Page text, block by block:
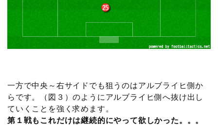
一方で中央～右サイドでも狙うのはアルブライヒ側か
らです。（図３）のようにアルブライヒ側へ抜け出し
ていくことを強く求めます。
第１戦もこれだけは継続的にやって欲しかった。。。